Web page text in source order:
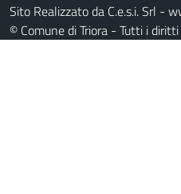
Sito Realizzato da C.e.s.i. Srl -
© Comune di Triora - Tutti i